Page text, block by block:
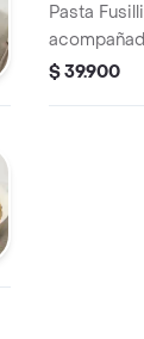
Pasta
ensalda
$ 39.900